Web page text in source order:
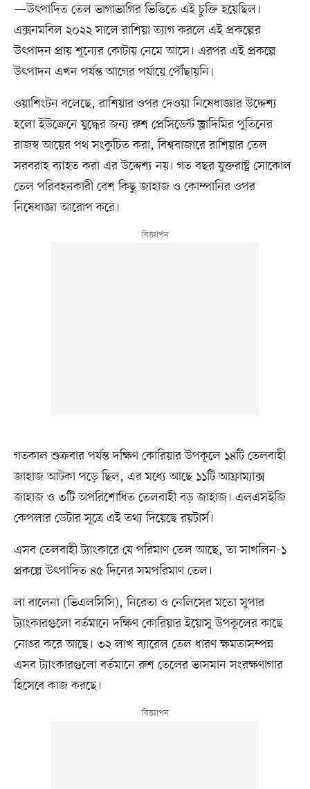
—উৎপাদিত তেল ভাগাভাগির ভিত্তিতে এই চুক্তি হয়েছিল।
এক্সনমবিল ২০২২ সালে রাশিয়া ত্যাগ করলে এই প্রকল্পের
উৎপাদন প্রায় শূন্যের কোটায় নেমে আসে। এরপর এই প্রকল্পে
উৎপাদন এখন পর্যন্ত আগের পর্যায়ে পৌঁছায়নি।
ওয়াশিংটন বলেছে, রাশিয়ার ওপর দেওয়া নিষেধাজ্ঞার উদ্দেশ্য
হলো ইউক্রেনে যুদ্ধের জন্য রুশ প্রেসিডেন্ট ভ্লাদিমির পুতিনের
রাজস্ব আয়ের পথ সংকুচিত করা, বিশ্ববাজারে রাশিয়ার তেল
সরবরাহ ব্যাহত করা এর উদ্দেশ্য নয়। গত বছর যুক্তরাষ্ট্র সোকোল
তেল পরিবহনকারী বেশ কিছু জাহাজ ও কোম্পানির ওপর
নিষেধাজ্ঞা আরোপ করে।
গতকাল শুক্রবার পর্যন্ত দক্ষিণ কোরিয়ার উপকূলে ১৪টি তেলবাহী
জাহাজ আটকা পড়ে ছিল, এর মধ্যে আছে ১১টি আফ্রাম্যাক্স
জাহাজ ও ৩টি অপরিশোধিত তেলবাহী বড় জাহাজ। এলএসইজি
কেপলার ডেটার সূত্রে এই তথ্য দিয়েছে রয়টার্স।
এসব তেলবাহী ট্যাংকারে যে পরিমাণ তেল আছে, তা সাখলিন-১
প্রকল্পে উৎপাদিত ৪৫ দিনের সমপরিমাণ তেল।
লা বালেনা (ভিএলসিসি), নিরেতা ও নেলিসের মতো সুপার
ট্যাংকারগুলো বর্তমানে দক্ষিণ কোরিয়ার ইয়োসু উপকূলের কাছে
নোঙর করে আছে। ৩২ লাখ ব্যারেল তেল ধারণ ক্ষমতাসম্পন্ন
এসব ট্যাংকারগুলো বর্তমানে রুশ তেলের ভাসমান সংরক্ষণাগার
হিসেবে কাজ করছে।